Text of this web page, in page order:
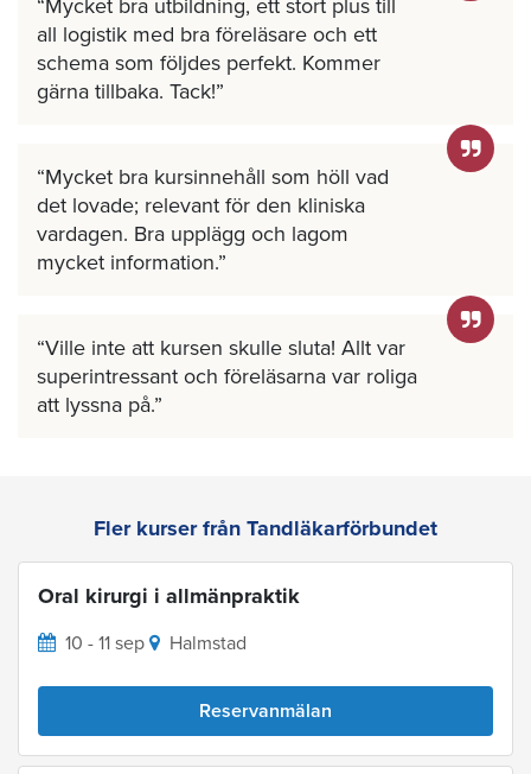
Mycket bra utbildning, ett stort plus till
all logistik med bra föreläsare och ett
schema som följdes perfekt. Kommer
gärna tillbaka. Tack!
Mycket bra kursinnehåll som höll vad
det lovade; relevant för den kliniska
vardagen. Bra upplägg och lagom
mycket information.
Ville inte att kursen skulle sluta! Allt var
superintressant och föreläsarna var roliga
att lyssna på.
Fler kurser från Tandläkarförbundet
Oral kirurgi i allmänpraktik
10 - 11 sep Halmstad
Reservanmälan